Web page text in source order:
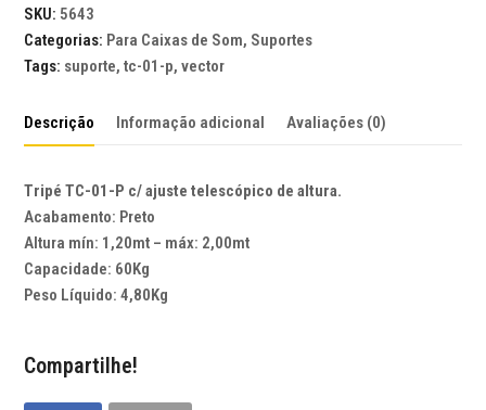
PARA
CAIXA
DE
VECTOR
TC-
P
-
SUPORTA
AT?
60
SKU: 5643
Categorias: Para Caixas de Som, Suportes
Tags: suporte,tc-01-p,vector
Descrição Informação adicional Avaliações (0)
Tripé TC-01-P c/ ajuste telescópico de altura.
Acabamento: Preto
Altura mín: 1,20mt – máx: 2,00mt
Capacidade: 60Kg
Peso Líquido: 4,80Kg
Compartilhe!